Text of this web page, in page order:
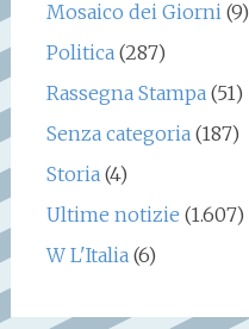
Mosaico dei Giorni(9)
Politica(287)
Rassegna Stampa(51)
Senza categoria(187)
Storia(4)
Ultime notizie (1.607)
W L'Italia(6)